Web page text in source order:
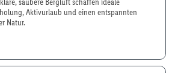
saubere Bergluft schaffen ideale
Aktivurlaub und einen entspannten
Natur.